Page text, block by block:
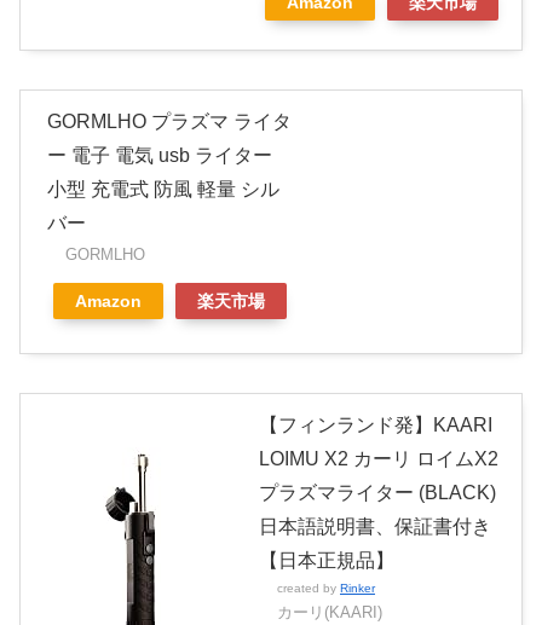
GORMLHO プラズマ ライタ
ー 電子 電気 usb ライター
小型 充電式 防風 軽量 シル
バー
GORMLHO
Amazon 楽天市場
【フィンランド発】KAARI
LOIMU X2 カーリ ロイムX2
プラズマライター (BLACK)
日本語説明書、保証書付き
【日本正規品】
created by Rinker
カーリ(KAARI)